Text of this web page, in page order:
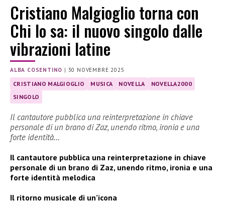
Cristiano Malgioglio torna con
Chi lo sa: il nuovo singolo dalle
vibrazioni latine
ALBA COSENTINO | 30 NOVEMBRE 2025
CRISTIANO MALGIOGLIO MUSICA NOVELLA
NOVELLA2000
SINGOLO
Il cantautore pubblica una reinterpretazione in chiave
personale di un brano di Zaz, unendo ritmo, ironia e una
forte identità…
Il cantautore pubblica una reinterpretazione in chiave
personale di un brano di Zaz, unendo ritmo, ironia e una
forte identità melodica
Il ritorno musicale di un’icona